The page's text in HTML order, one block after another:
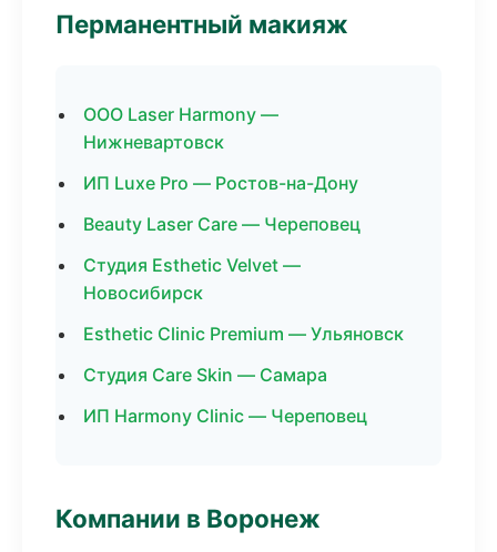
Перманентный макияж
ООО Laser Harmony —
Нижневартовск
ИП Luxe Pro — Ростов-на-Дону
Beauty Laser Care — Череповец
Студия Esthetic Velvet —
Новосибирск
Esthetic Clinic Premium — Ульяновск
Студия Care Skin — Самара
ИП Harmony Clinic — Череповец
Компании в Воронеж